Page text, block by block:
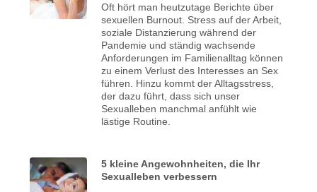
Oft hört man heutzutage Berichte über
sexuellen Burnout. Stress auf der Arbeit,
soziale Distanzierung während der
Pandemie und ständig wachsende
Anforderungen im Familienalltag können
zu einem Verlust des Interesses an Sex
führen. Hinzu kommt der Alltagsstress,
der dazu führt, dass sich unser
Sexualleben manchmal anfühlt wie
lästige Routine.
5 kleine Angewohnheiten, die Ihr
Sexualleben verbessern